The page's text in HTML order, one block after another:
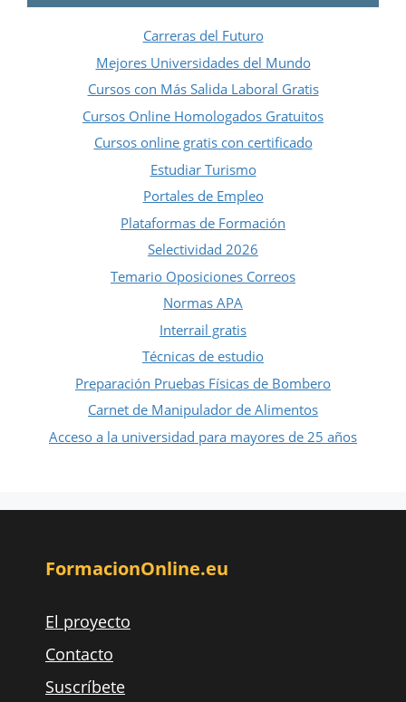
Carreras del Futuro
Mejores Universidades del Mundo
Cursos con Más Salida Laboral Gratis
Cursos Online Homologados Gratuitos
Cursos online gratis con certificado
Estudiar Turismo
Portales de Empleo
Plataformas de Formación
Selectividad 2026
Temario Oposiciones Correos
Normas APA
Interrail gratis
Técnicas de estudio
Preparación Pruebas Físicas de Bombero
Carnet de Manipulador de Alimentos
Acceso a la universidad para mayores de 25 años
FormacionOnline.eu
El proyecto
Contacto
Suscríbete